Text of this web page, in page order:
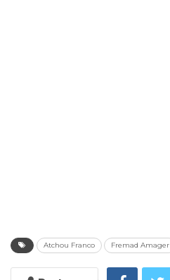
Atchou Franco Fremad Amager